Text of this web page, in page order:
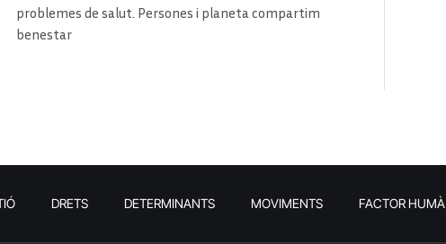
problemes de salut. Persones i planeta compartim
benestar
DRETS DETERMINANTS MOVIMENTS FACTOR HUMÀ